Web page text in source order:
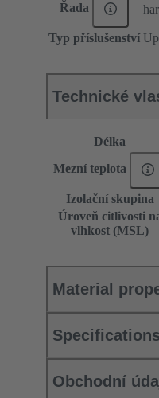
Řada
Typ příslušenství
Technické
Délka
Mezní teplota
Izolační skupina
Úroveň citlivosti
vlhkost (MSL)
Material
Obchodní